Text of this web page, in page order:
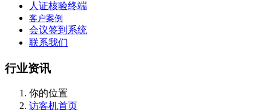
人证核验终端
客户案例
会议签到系统
联系我们
行业资讯
你的位置
访客机首页